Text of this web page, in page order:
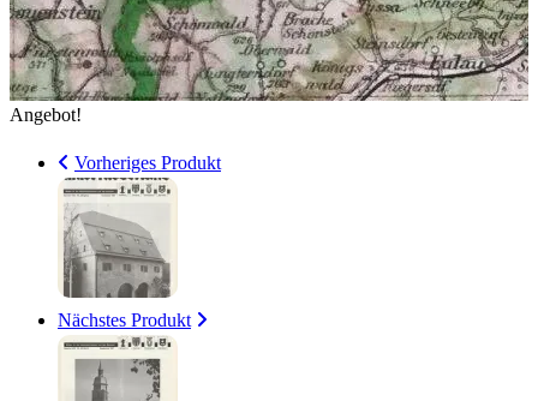
Angebot!
Vorheriges Produkt
Nächstes Produkt